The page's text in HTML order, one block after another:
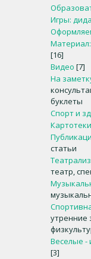
Игры:
[16]
Видео [7]
На
буклеты
Спорт и
Картотеки
статьи
театр,
утренние
Веселые -
[3]